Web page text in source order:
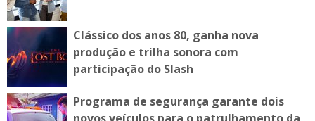
Clássico dos anos 80, ganha nova
produção e trilha sonora com
participação do Slash
Programa de segurança garante dois